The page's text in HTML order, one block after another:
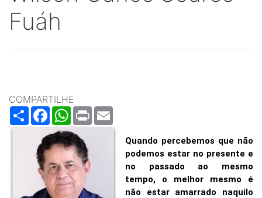
Fuáh
COMPARTILHE
ShareFacebookWhatsApp
Print
Quando percebemos que não
podemos estar no presente e
no passado ao mesmo
tempo, o melhor mesmo é
não estar amarrado naquilo